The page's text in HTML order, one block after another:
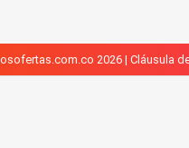
2026 | Cláusula